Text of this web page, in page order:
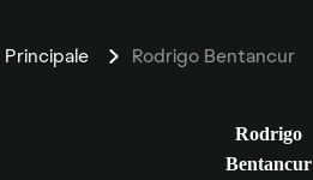
Principale Rodrigo Bentancur
Rodrigo
Bentancur